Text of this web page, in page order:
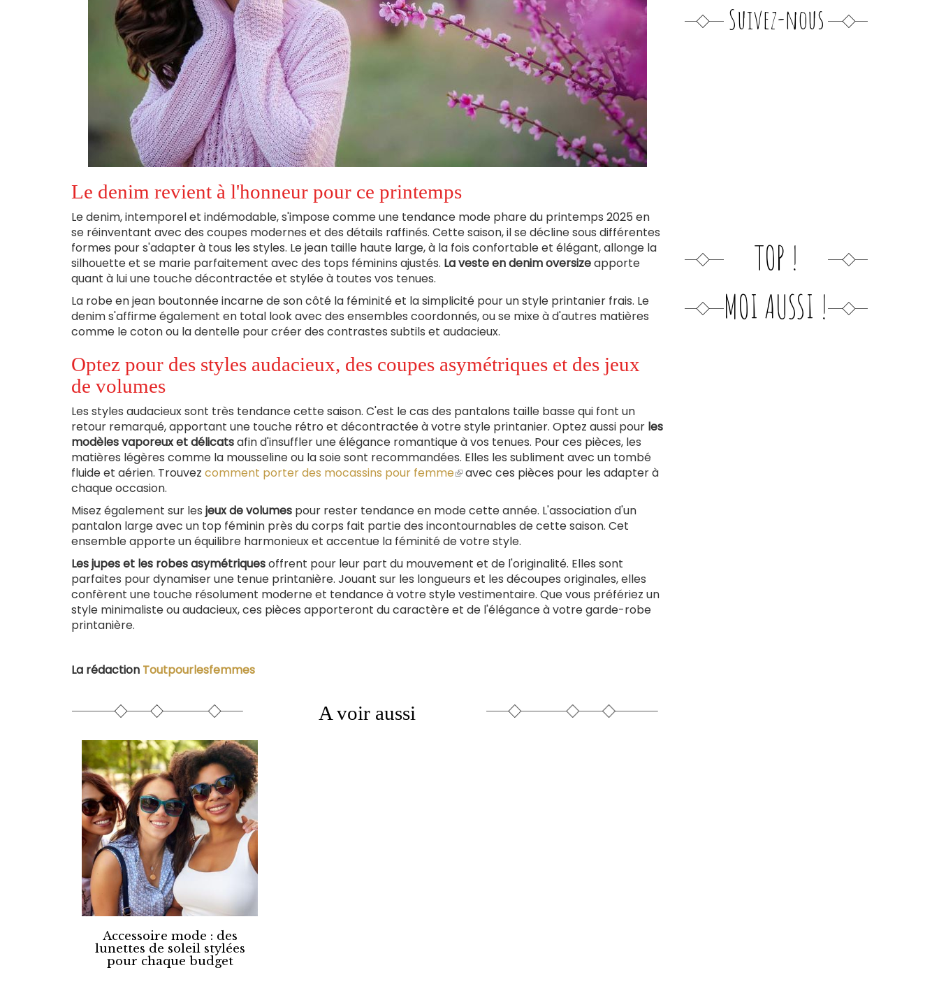
Le denim revient à l'honneur pour ce printemps
Le denim, intemporel et indémodable, s'impose comme une tendance mode phare du printemps 2025 en
se réinventant avec des coupes modernes et des détails raffinés. Cette saison, il se décline sous différentes
formes pour s'adapter à tous les styles. Le jean taille haute large, à la fois confortable et élégant, allonge la
silhouette et se marie parfaitement avec des tops féminins ajustés. La veste en denim oversizeapporte
quant à lui une touche décontractée et stylée à toutes vos tenues.
La robe en jean boutonnée incarne de son côté la féminité et la simplicité pour un style printanier frais. Le
denim s'affirme également en total look avec des ensembles coordonnés, ou se mixe à d'autres matières
comme le coton ou la dentelle pour créer des contrastes subtils et audacieux.
Optez pour des styles audacieux, des coupes asymétriques et des jeux
de volumes
Les styles audacieux sont très tendance cette saison. C'est le cas des pantalons taille basse qui font un
retour remarqué, apportant une touche rétro et décontractée à votre style printanier. Optez aussi pour les
modèles vaporeux et délicatsafin d'insuffler une élégance romantique à vos tenues. Pour ces pièces, les
matières légères comme la mousseline ou la soie sont recommandées. Elles les subliment avec un tombé
fluide et aérien. Trouvez comment porter des mocassins pour femme(le
est
externe)
avec ces pièces pour les adapter à
chaque occasion.
Misez également sur les jeux de volumes pour rester tendance en mode cette année. L'association d'un
pantalon large avec un top féminin près du corps fait partie des incontournables de cette saison. Cet
ensemble apporte un équilibre harmonieux et accentue la féminité de votre style.
Les jupes et les robes asymétriquesoffrent pour leur part du mouvement et de l'originalité. Elles sont
parfaites pour dynamiser une tenue printanière. Jouant sur les longueurs et les découpes originales, elles
confèrent une touche résolument moderne et tendance à votre style vestimentaire. Que vous préfériez un
style minimaliste ou audacieux, ces pièces apporteront du caractère et de l'élégance à votre garde-robe
printanière.
La rédaction Toutpourlesfemmes
A voir aussi
Accessoire mode : des
lunettes de soleil stylées
pour chaque budget
Suivez-nous
TOP !
MOI AUSSI !